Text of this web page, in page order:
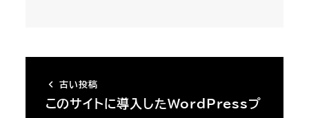
古い投稿
このサイトに導入したWordPressプ